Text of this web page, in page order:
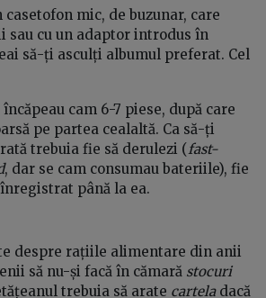
casetofon mic, de buzunar, care
sau cu un adaptor introdus în
să-ți asculți albumul preferat. Cel
cam 6-7 piese, după care
pe partea cealaltă. Ca să-ți
trebuia fie să derulezi (fast-
, dar se cam consumau bateriile), fie
până la ea.
despre rațiile alimentare din anii
să nu-și facă în cămară stocuri
trebuia să arate carteladacă